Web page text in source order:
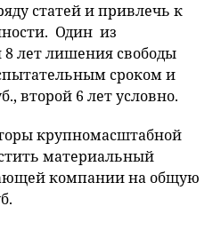
статей и привлечь к
Один из
лет лишения свободы
сроком и
второй 6 лет условно.
крупномасштабной
материальный
компании на общую